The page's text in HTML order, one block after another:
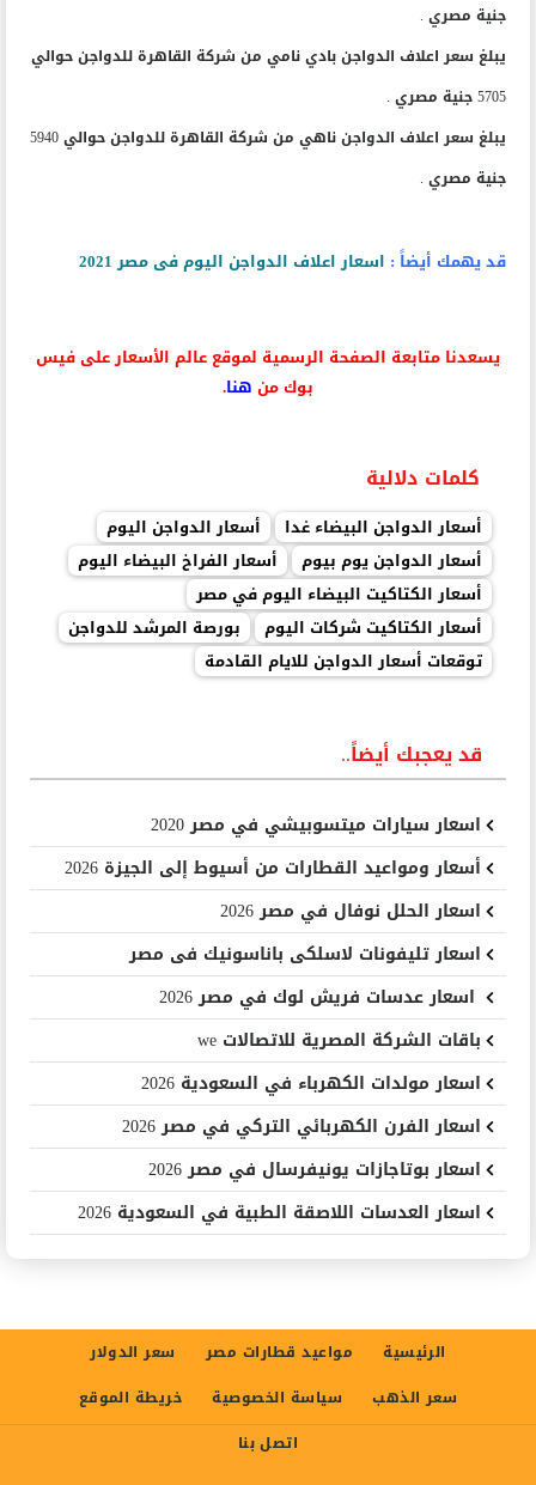
جنية مصري .
يبلغ سعر اعلاف الدواجن بادي نامي من شركة القاهرة للدواجن حوالي
5705 جنية مصري .
يبلغ سعر اعلاف الدواجن ناهي من شركة القاهرة للدواجن حوالي 5940
جنية مصري .
قد يهمك أيضاً : اسعار اعلاف الدواجن اليوم فى مصر 2021
يسعدنا متابعة الصفحة الرسمية لموقع عالم الأسعار على فيس
بوك من هنا.
كلمات دلالية
أسعار الدواجن البيضاء غدا
أسعار الدواجن اليوم
أسعار الدواجن يوم بيوم
أسعار الفراخ البيضاء اليوم
أسعار الكتاكيت البيضاء اليوم في مصر
أسعار الكتاكيت شركات اليوم
بورصة المرشد للدواجن
توقعات أسعار الدواجن للايام القادمة
قد يعجبك أيضاً..
اسعار سيارات ميتسوبيشي في مصر 2020
أسعار ومواعيد القطارات من أسيوط إلى الجيزة 2026
اسعار الحلل نوفال في مصر 2026
اسعار تليفونات لاسلكى باناسونيك فى مصر
اسعار عدسات فريش لوك في مصر 2026
باقات الشركة المصرية للاتصالات we
اسعار مولدات الكهرباء في السعودية 2026
اسعار الفرن الكهربائي التركي في مصر 2026
اسعار بوتاجازات يونيفرسال في مصر 2026
اسعار العدسات اللاصقة الطبية في السعودية 2026
الرئيسية مواعيد قطارات مصر
سعر الدولار
سعر الذهب
سياسة الخصوصية
خريطة الموقع
اتصل بنا